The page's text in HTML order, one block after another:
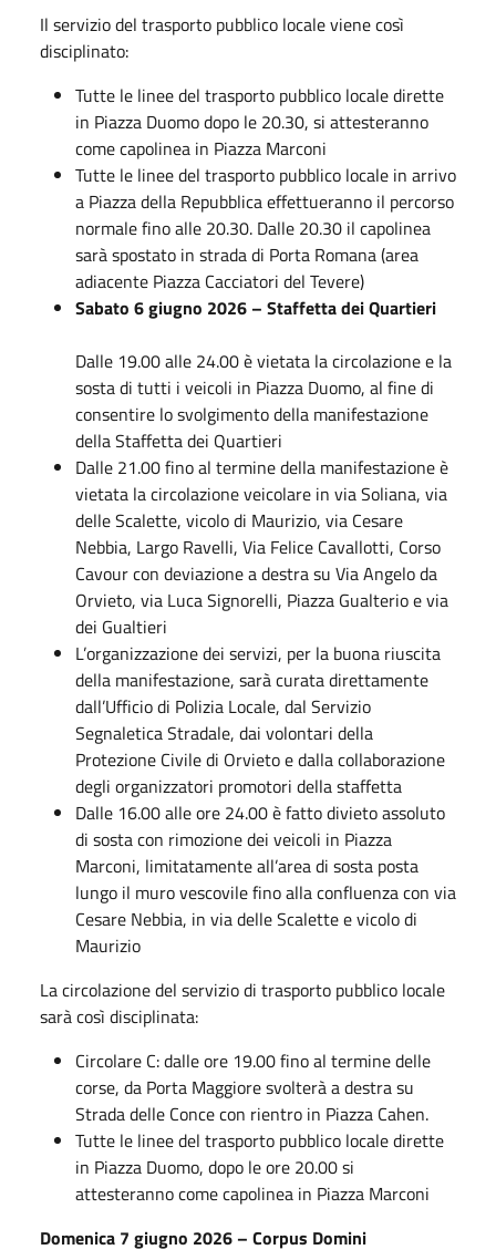
Il servizio del trasporto pubblico locale viene così
disciplinato:
Tutte le linee del trasporto pubblico locale dirette
in Piazza Duomo dopo le 20.30, si attesteranno
come capolinea in Piazza Marconi
Tutte le linee del trasporto pubblico locale in arrivo
a Piazza della Repubblica effettueranno il percorso
normale fino alle 20.30. Dalle 20.30 il capolinea
sarà spostato in strada di Porta Romana (area
adiacente Piazza Cacciatori del Tevere)
Sabato 6 giugno 2026 – Staffetta dei Quartieri
Dalle 19.00 alle 24.00 è vietata la circolazione e la
sosta di tutti i veicoli in Piazza Duomo, al fine di
consentire lo svolgimento della manifestazione
della Staffetta dei Quartieri
Dalle 21.00 fino al termine della manifestazione è
vietata la circolazione veicolare in via Soliana, via
delle Scalette, vicolo di Maurizio, via Cesare
Nebbia, Largo Ravelli, Via Felice Cavallotti, Corso
Cavour con deviazione a destra su Via Angelo da
Orvieto, via Luca Signorelli, Piazza Gualterio e via
dei Gualtieri
L’organizzazione dei servizi, per la buona riuscita
della manifestazione, sarà curata direttamente
dall’Ufficio di Polizia Locale, dal Servizio
Segnaletica Stradale, dai volontari della
Protezione Civile di Orvieto e dalla collaborazione
degli organizzatori promotori della staffetta
Dalle 16.00 alle ore 24.00 è fatto divieto assoluto
di sosta con rimozione dei veicoli in Piazza
Marconi, limitatamente all’area di sosta posta
lungo il muro vescovile fino alla confluenza con via
Cesare Nebbia, in via delle Scalette e vicolo di
Maurizio
La circolazione del servizio di trasporto pubblico locale
sarà così disciplinata:
Circolare C: dalle ore 19.00 fino al termine delle
corse, da Porta Maggiore svolterà a destra su
Strada delle Conce con rientro in Piazza Cahen.
Tutte le linee del trasporto pubblico locale dirette
in Piazza Duomo, dopo le ore 20.00 si
attesteranno come capolinea in Piazza Marconi
Domenica 7 giugno 2026 – Corpus Domini